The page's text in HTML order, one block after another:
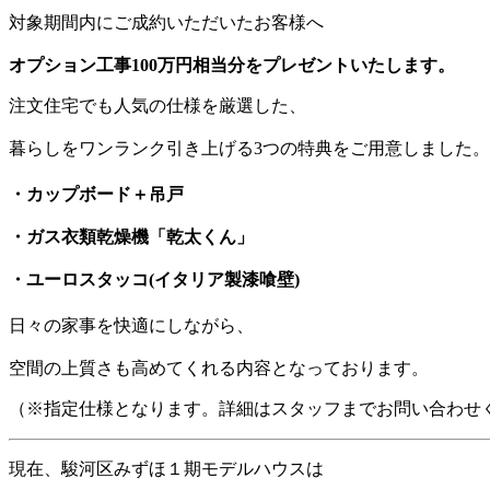
対象期間内にご成約いただいたお客様へ
オプション工事100万円相当分をプレゼントいたします。
注文住宅でも人気の仕様を厳選した、
暮らしをワンランク引き上げる3つの特典をご用意しました。
・カップボード＋吊戸
・ガス衣類乾燥機「乾太くん」
・ユーロスタッコ(イタリア製漆喰壁)
日々の家事を快適にしながら、
空間の上質さも高めてくれる内容となっております。
（※指定仕様となります。詳細はスタッフまでお問い合わせ
現在、駿河区みずほ１期モデルハウスは